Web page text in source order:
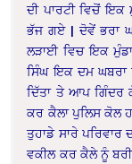
ਦੀ ਪਾਰਟੀ ਵਿਚੋਂ
ਭੱਜ ਗਏ | ਦੋਵੇਂ ਭਰਾ
ਲੜਾਈ ਵਿਚ ਇਕ
ਸਿੰਘ ਇਕ ਦਮ
ਦਿੱਤਾ ਤੇ ਆਪ ਗਿੰਦਰ
ਕਰ ਕੈਲਾ ਪੁਲਿਸ ਕੋਲ
ਤੁਹਾਡੇ ਸਾਰੇ ਪਰਿਵਾਰ
ਵਕੀਲ ਕਰ ਕੈਲੇ ਨੂੰ